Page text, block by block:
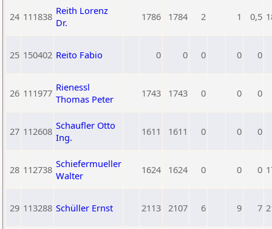
24 111838 Reith Lorenz
Dr.
1786 1784 2 1 0,5
25 150402 Reito Fabio 0 0 0 0 0
26 111977 Rienessl
Thomas Peter
1743 1743 0 0 0
27 112608 Schaufler Otto
Ing.
1611 1611 0 0 0
28 112738 Schiefermueller
Walter
1624 1624 0 0 0
29 113288 Schüller Ernst 2113 2107 6 9 7